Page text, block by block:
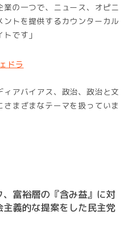
業の一つで、ニュース、オピニ
ントを提供するカウンターカル
です」
ドラ
ィアバイアス、政治、政治と文
まざまなテーマを扱っていま
、富裕層の『含み益』に対
主義的な提案をした民主党